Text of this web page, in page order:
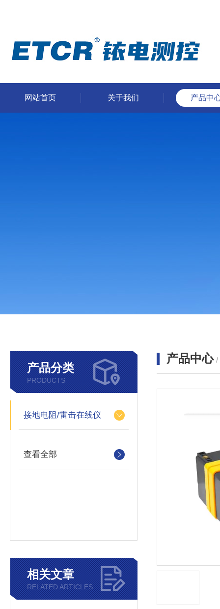
网站首页 关于我们 产品中
产品分类
PRODUCTS
接地电阻/雷击在线仪
查看全部
相关文章
RELATED ARTICLES
产品中心 /